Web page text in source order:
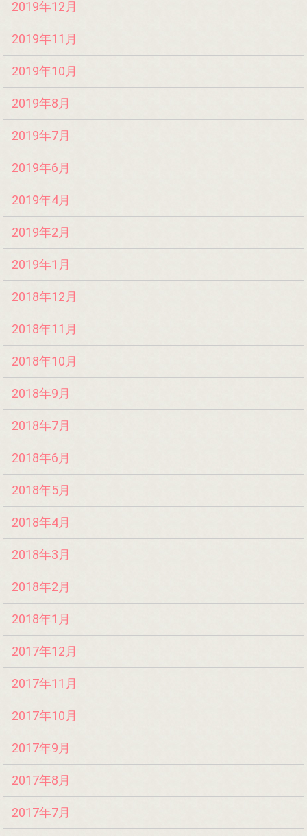
2019年12月
2019年11月
2019年10月
2019年8月
2019年7月
2019年6月
2019年4月
2019年2月
2019年1月
2018年12月
2018年11月
2018年10月
2018年9月
2018年7月
2018年6月
2018年5月
2018年4月
2018年3月
2018年2月
2018年1月
2017年12月
2017年11月
2017年10月
2017年9月
2017年8月
2017年7月